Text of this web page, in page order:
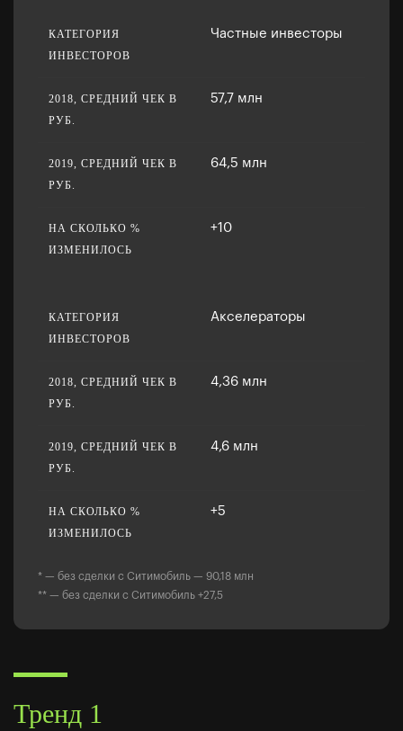
Частные инвесторы
57,7 млн
64,5 млн
+10
Акселераторы
4,36 млн
4,6 млн
+5
* — без сделки с Ситимобиль — 90,18 млн
** — без сделки с Ситимобиль +27,5
Тренд 1